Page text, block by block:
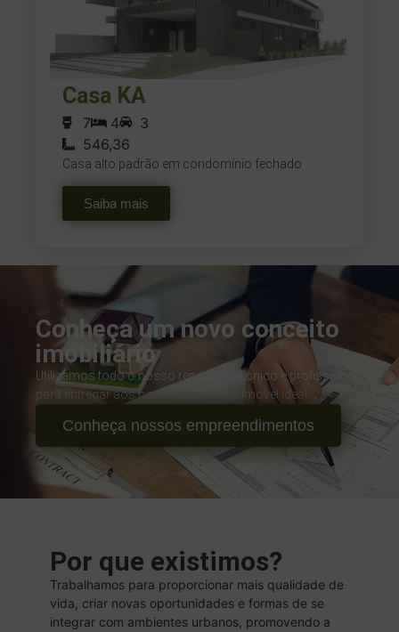
Casa KA
7 4
3
546,36
Casa alto padrão em condomínio fechado
Saiba mais
Conheça um novo conceito
imobiliário
Utilizamos todo o nosso repertório técnico e profissional
para entregar aos nossos clientes o imóvel ideal.
Conheça nossos empreendimentos
Por que existimos?
Trabalhamos para proporcionar mais qualidade de
vida, criar novas oportunidades e formas de se
integrar com ambientes urbanos, promovendo a